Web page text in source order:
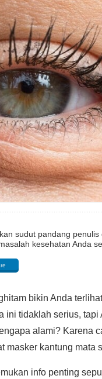
sudut pandang
kesehatan Anda
bikin Anda
ini tidaklah serius,
alami? Karena
masker kantung mata
info penting